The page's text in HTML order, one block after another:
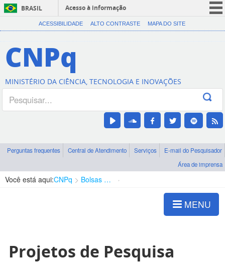
BRASIL
Acesso à informação
CORONAVÍRUS (COVID-19)
Canais
ACESSIBILIDADE ALTO CONTRASTE MAPA DO SITE
CNPq
MINISTÉRIO DA CIÊNCIA, TECNOLOGIA E INOVAÇÕES
Perguntas frequentes Central de Atendimento Serviços
E-mail do Pesquisador
Área de imprensa
Você está aqui:CNPq Bolsas e Auxílios Vigentes
MENU
Projetos de Pesquisa